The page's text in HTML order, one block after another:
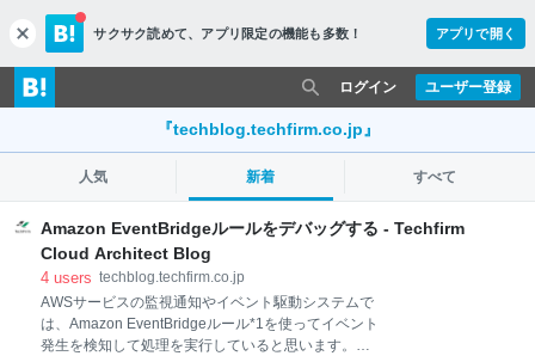
c
l
o
s
サクサク読めて、 アプリ限定の機能も多数！ アプリで開く
ユーザー登録
ログイン
『techblog.techfirm.co.jp』
人気 新着 すべて
Amazon EventBridgeルールをデバッグする - Techfirm
Cloud Architect Blog
4 users techblog.techfirm.co.jp
AWSサービスの監視通知やイベント駆動システムで
は、Amazon EventBridgeルール*1を使ってイベント
発生を検知して処理を実行していると思います。